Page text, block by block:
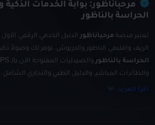
مرحباناظور: بوابة الخدمات
الحراسة بالناظور
تعتبر منصة مرحباناظورالدليل الخدمي الرقمي
الريف وإقليمي الناظور والدريوش. نوفر لك وصولاً
الحراسة بالناظور
والطائرات المباشر، والدليل الطبي والتجاري الشامل.
اقرأ المزيد